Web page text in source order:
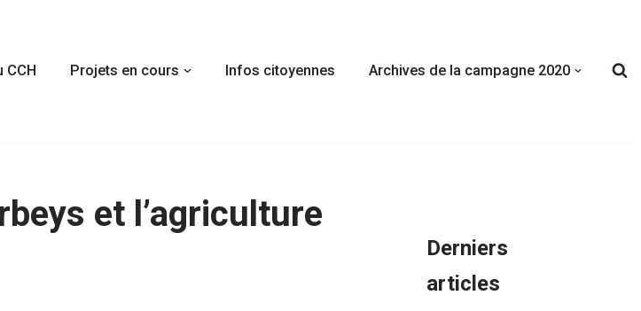
CCH Projets en cours Infos citoyennes Archives de la campagne 2020
et l’agriculture
Derniers
articles